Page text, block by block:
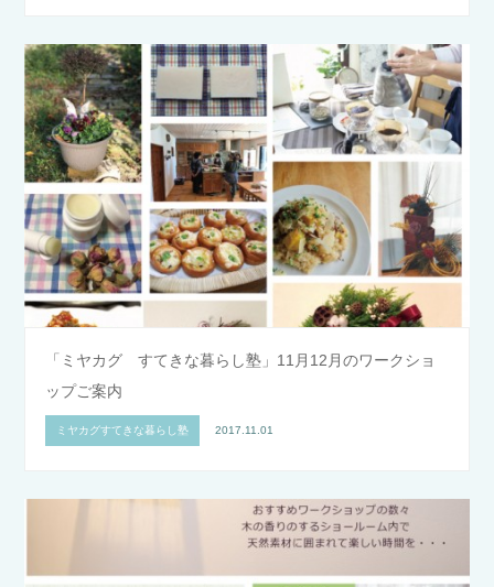
「ミヤカグ すてきな暮らし塾」11月12月のワークショ
ップご案内
ミヤカグすてきな暮らし塾 2017.11.01